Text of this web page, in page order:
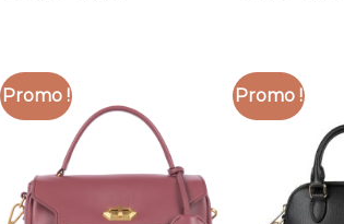
Promo ! Promo !